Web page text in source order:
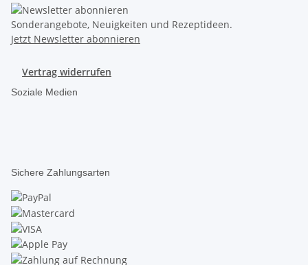
Sonderangebote, Neuigkeiten und Rezeptideen.
Jetzt Newsletter abonnieren
Vertrag widerrufen
Soziale Medien
Sichere Zahlungsarten